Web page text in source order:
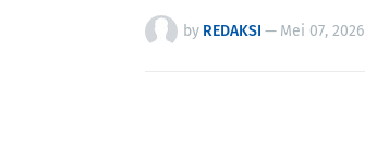
by REDAKSI — Mei 07, 2026